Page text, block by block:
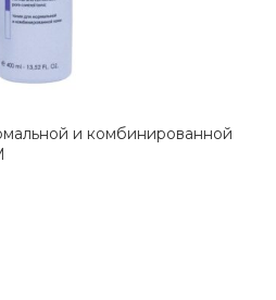
и комбинированной